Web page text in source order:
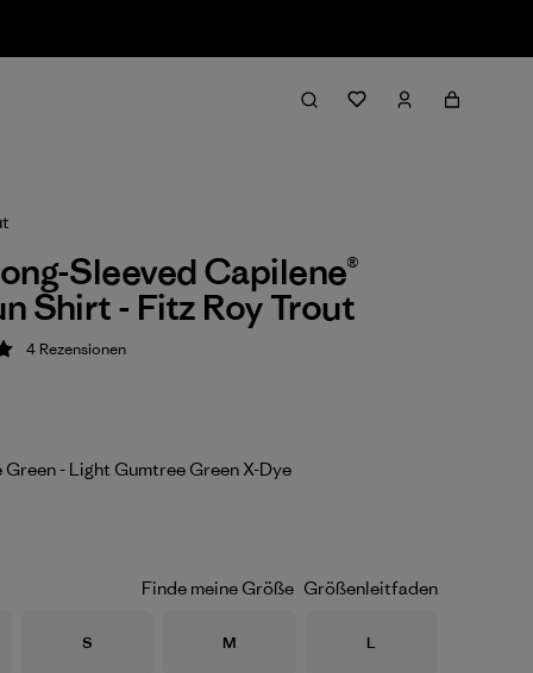
Sleeved Capilene®
Shirt - Fitz Roy Trout
5 / 5
4 Rezensionen
Green - Light Gumtree Green X-Dye
Finde meine Größe Größenleitfaden
Größe
S Größe
M Größe
L